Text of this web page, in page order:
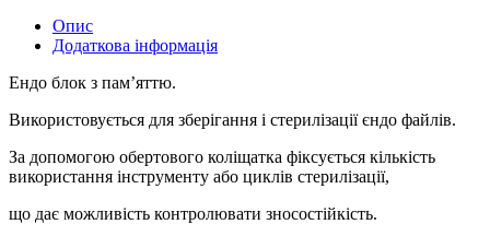
Опис
Додаткова інформація
Ендо блок з пам’яттю.
Використовується для зберігання і стерилізації єндо файлів.
За допомогою обертового коліщатка фіксується кількість
використання інструменту або циклів стерилізації,
що дає можливість контролювати зносостійкість.